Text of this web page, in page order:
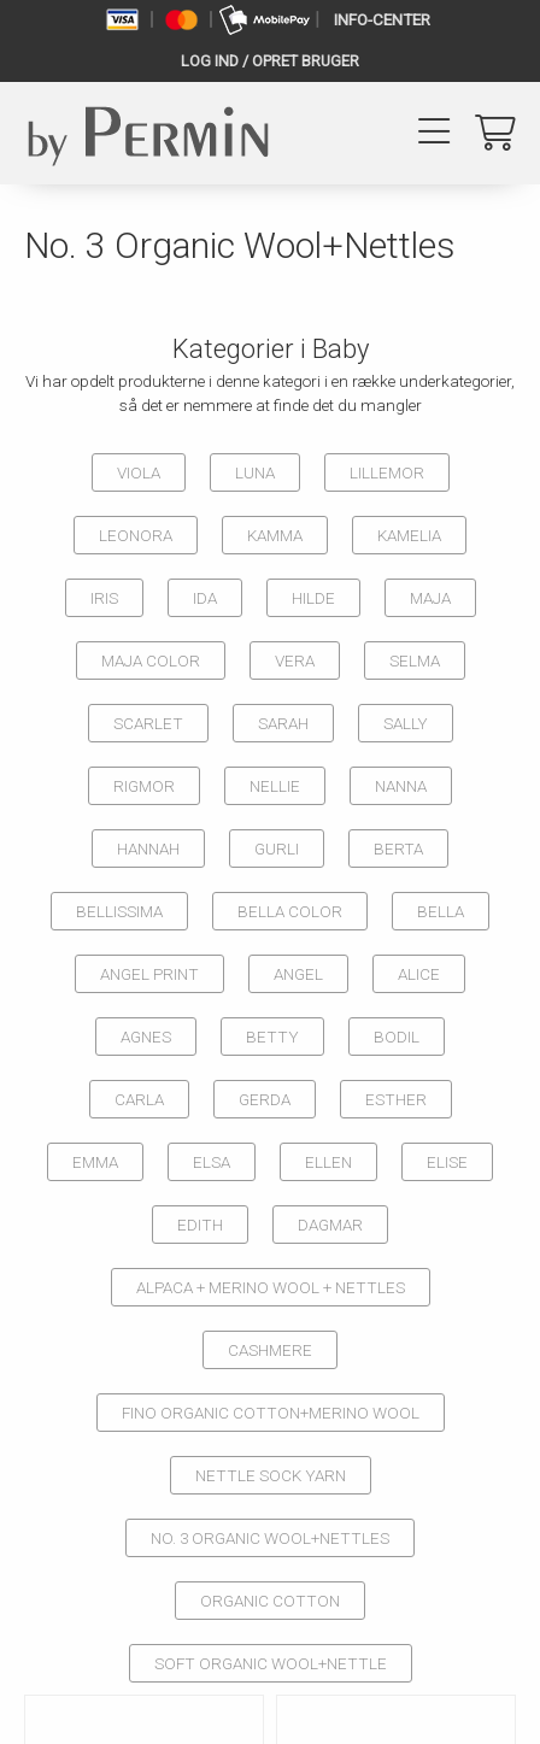
INFO-CENTER
LOG IND / OPRET BRUGER
No. 3 Organic Wool+Nettles
Kategorier i Baby
Vi har opdelt produkterne i denne kategori i en række underkategorier,
så det er nemmere at finde det du mangler
VIOLA LUNA LILLEMOR
LEONORA KAMMA KAMELIA
IRIS IDA HILDE MAJA
MAJA COLOR VERA SELMA
SCARLET SARAH SALLY
RIGMOR NELLIE NANNA
HANNAH GURLI BERTA
BELLISSIMA BELLA COLOR BELLA
ANGEL PRINT ANGEL ALICE
AGNES BETTY BODIL
CARLA GERDA ESTHER
EMMA ELSA ELLEN ELISE
EDITH DAGMAR
ALPACA + MERINO WOOL + NETTLES
CASHMERE
FINO ORGANIC COTTON+MERINO WOOL
NETTLE SOCK YARN
NO. 3 ORGANIC WOOL+NETTLES
ORGANIC COTTON
SOFT ORGANIC WOOL+NETTLE